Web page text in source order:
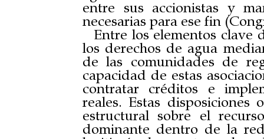
entre sus accionistas y
necesarias para ese fin
Entre los elementos clave
los derechos de agua
de las comunidades de
capacidad de estas
contratar créditos e
reales. Estas
estructural sobre el
dominante dentro de la